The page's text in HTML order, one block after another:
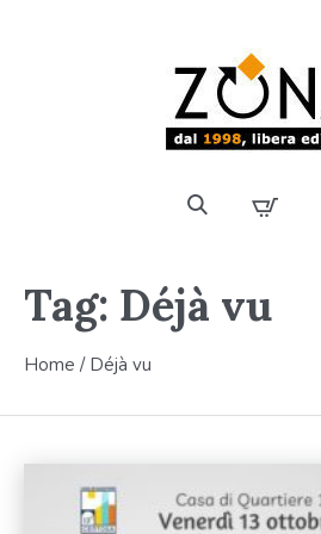
Tag: Déjà vu
Home / Déjà vu